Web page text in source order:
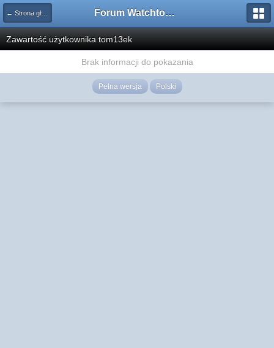
← Strona główna Forum Watchtower
Zawartość użytkownika tom13ek
Brak informacji do pokazania
Pełna wersja Polski